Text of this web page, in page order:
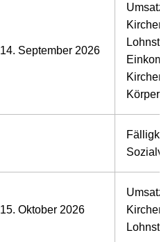
14. September 2026
15. Oktober 2026